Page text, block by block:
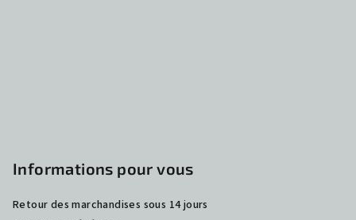
Informations pour vous
Retour des marchandises sous 14 jours